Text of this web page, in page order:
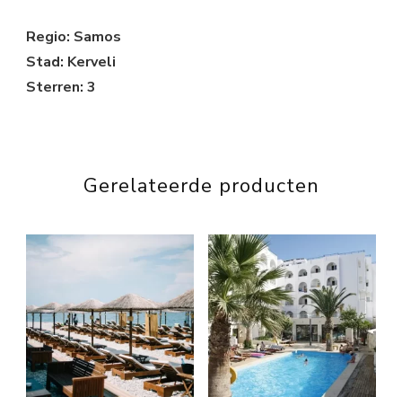
Regio: Samos
Stad: Kerveli
Sterren: 3
Gerelateerde producten